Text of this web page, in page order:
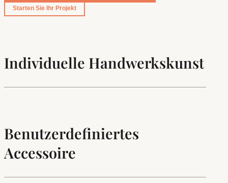
Starten Sie Ihr Projekt
Individuelle Handwerkskunst
Benutzerdefiniertes
Accessoire